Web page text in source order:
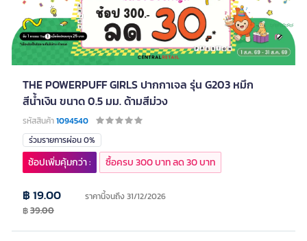
THE POWERPUFF GIRLS ปากกาเจล รุ่น G203 หมึก
สีน้ำเงิน ขนาด 0.5 มม. ด้ามสีม่วง
รหัสสินค้า1094540
ร่วมรายการผ่อน 0%
฿ 19.00 ราคานี้จนถึง 31/12/2026
฿39.00
ช้อปเพิ่มคุ้มกว่า : ซื้อครบ 300 บาท ลด 30 บาท